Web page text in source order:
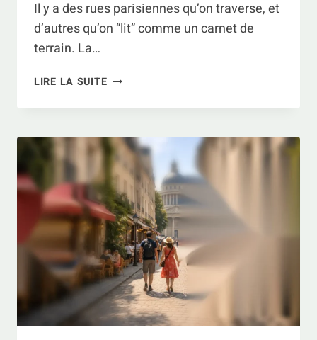
Il y a des rues parisiennes qu’on traverse, et
d’autres qu’on “lit” comme un carnet de
terrain. La…
LIRE LA SUITERUE
À
:
L’ITINÉRAIRE
VIVANT
DU
QUARTIER
LATIN